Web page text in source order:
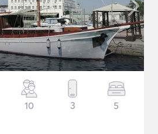
10 3 5